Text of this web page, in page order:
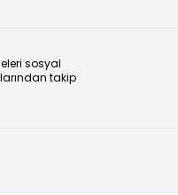
sosyal
takip